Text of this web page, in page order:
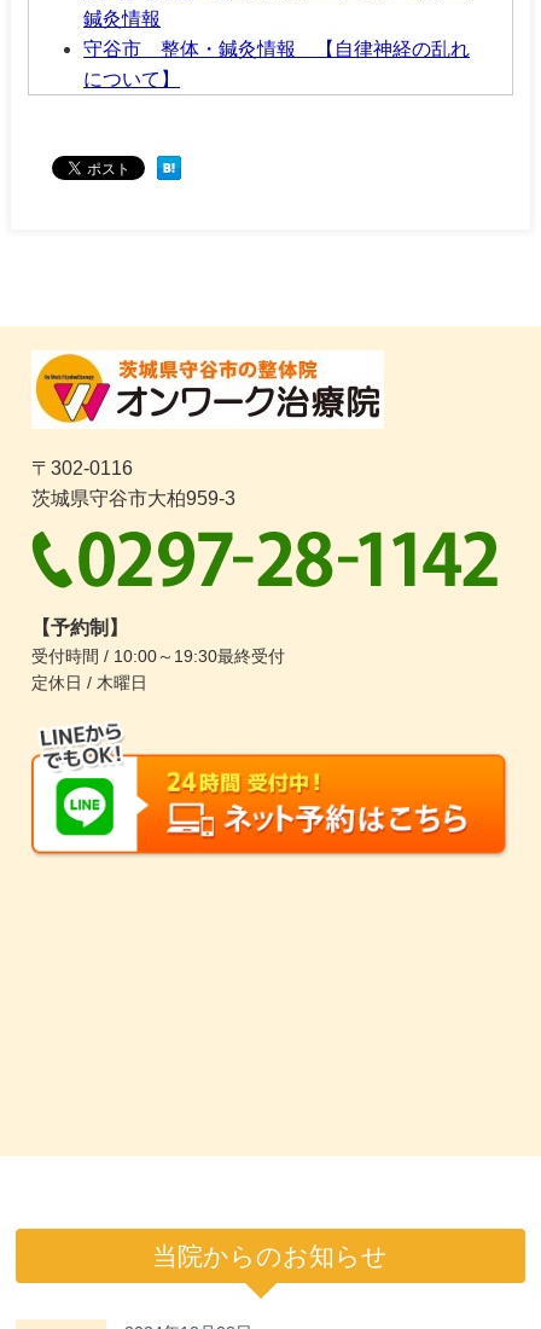
鍼灸情報
守谷市 整体・鍼灸情報 【自律神経の乱れ
について】
〒302-0116
茨城県守谷市大柏959-3
【予約制】
受付時間 / 10:00～19:30最終受付
定休日 / 木曜日
当院からのお知らせ